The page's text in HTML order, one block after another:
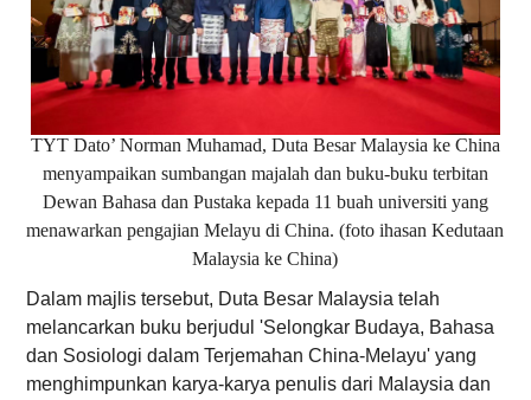
TYT Dato’ Norman Muhamad, Duta Besar Malaysia ke China
menyampaikan sumbangan majalah dan buku-buku terbitan
Dewan Bahasa dan Pustaka kepada 11 buah universiti yang
menawarkan pengajian Melayu di China. (foto ihasan Kedutaan
Malaysia ke China)
Dalam majlis tersebut, Duta Besar Malaysia telah
melancarkan buku berjudul 'Selongkar Budaya, Bahasa
dan Sosiologi dalam Terjemahan China-Melayu' yang
menghimpunkan karya-karya penulis dari Malaysia dan